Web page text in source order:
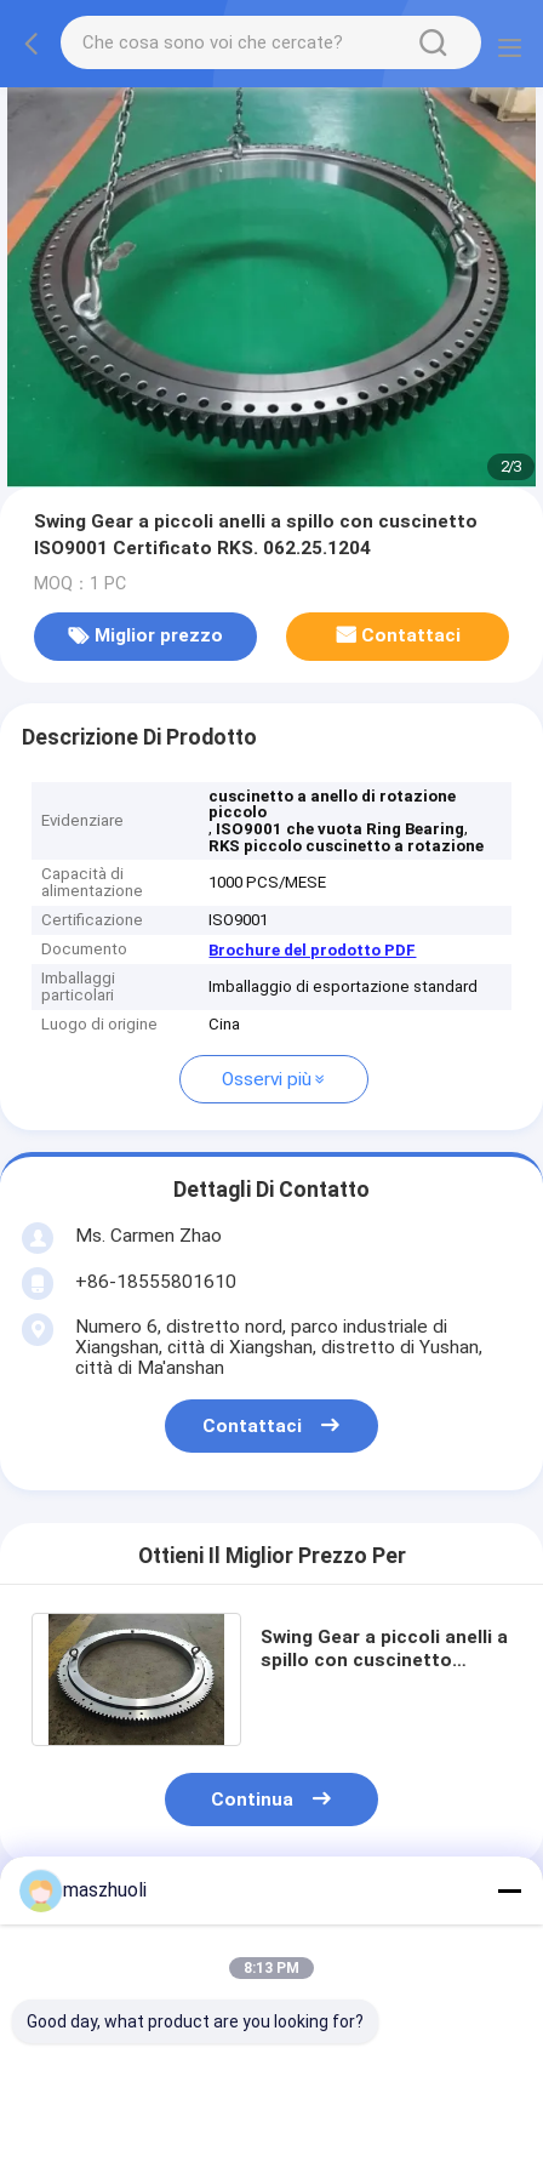
2/3
Swing Gear a piccoli anelli a spillo con cuscinetto
ISO9001 Certificato RKS. 062.25.1204
MOQ：1 PC
Miglior prezzo Contattaci
Descrizione Di Prodotto
Evidenziare
cuscinetto a anello di rotazione
piccolo
, ISO9001 che vuota Ring Bearing,
RKS piccolo cuscinetto a rotazione
Capacità di
alimentazione
1000 PCS/MESE
Certificazione
ISO9001
Documento
Brochure del prodotto PDF
Imballaggi
particolari
Imballaggio di esportazione standard
Luogo di origine Cina
Osservi più
Dettagli Di Contatto
Ms. Carmen Zhao
+86-18555801610
Numero 6, distretto nord, parco industriale di
Xiangshan, città di Xiangshan, distretto di Yushan,
città di Ma'anshan
Contattaci
Ottieni Il Miglior Prezzo Per
Swing Gear a piccoli anelli a
spillo con cuscinetto
Continua
Prodotti Raccomandati
maszhuoli
8:13 PM
Good day, what product are you looking for?